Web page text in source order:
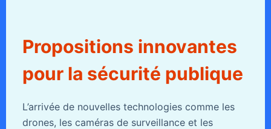
Propositions innovantes
pour la sécurité publique
L’arrivée de nouvelles technologies comme les
drones, les caméras de surveillance et les